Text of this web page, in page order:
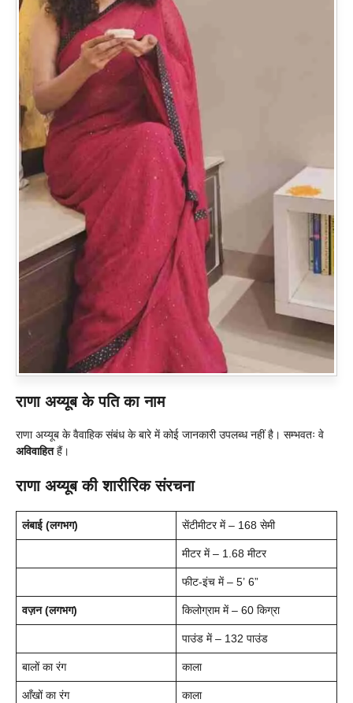
राणा अय्यूब के पति का नाम
राणा अय्यूब के वैवाहिक संबंध के बारे में कोई जानकारी उपलब्ध नहीं है। सम्भवतः वे
अविवाहितहैं।
राणा अय्यूब की शारीरिक संरचना
लंबाई (लगभग) सेंटीमीटर में – 168 सेमी
मीटर में – 1.68 मीटर
फीट-इंच में – 5’ 6”
वज़न (लगभग) किलोग्राम में – 60 किग्रा
पाउंड में – 132 पाउंड
बालों का रंग काला
आँखों का रंग काला